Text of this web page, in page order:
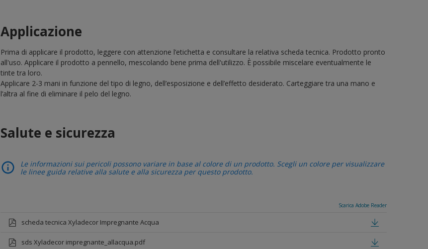
Applicazione
Prima di applicare il prodotto, leggere con attenzione l’etichetta e consultare la relativa scheda tecnica. Prodotto pronto
all'uso. Applicare il prodotto a pennello, mescolando bene prima dell'utilizzo. È possibile miscelare eventualmente le
tinte tra loro.
Applicare 2-3 mani in funzione del tipo di legno, dell’esposizione e dell’effetto desiderato. Carteggiare tra una mano e
l’altra al fine di eliminare il pelo del legno.
Salute e sicurezza
Le informazioni sui pericoli possono variare in base al colore di un prodotto. Scegli un colore per visualizzare
le linee guida relative alla salute e alla sicurezza per questo prodotto.
Scarica Adobe Reader
scheda tecnica Xyladecor Impregnante Acqua
sds Xyladecor impregnante_allacqua.pdf